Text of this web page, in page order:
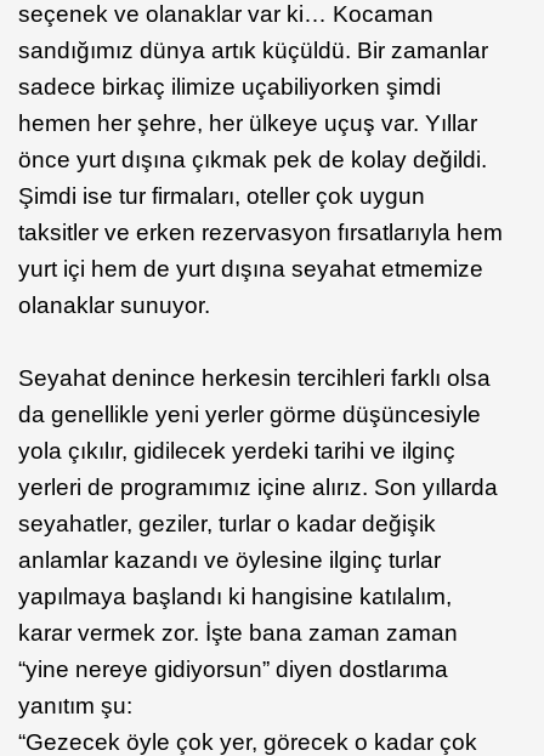
seçenek ve olanaklar var ki… Kocaman
sandığımız dünya artık küçüldü. Bir zamanlar
sadece birkaç ilimize uçabiliyorken şimdi
hemen her şehre, her ülkeye uçuş var. Yıllar
önce yurt dışına çıkmak pek de kolay değildi.
Şimdi ise tur firmaları, oteller çok uygun
taksitler ve erken rezervasyon fırsatlarıyla hem
yurt içi hem de yurt dışına seyahat etmemize
olanaklar sunuyor.
Seyahat denince herkesin tercihleri farklı olsa
da genellikle yeni yerler görme düşüncesiyle
yola çıkılır, gidilecek yerdeki tarihi ve ilginç
yerleri de programımız içine alırız. Son yıllarda
seyahatler, geziler, turlar o kadar değişik
anlamlar kazandı ve öylesine ilginç turlar
yapılmaya başlandı ki hangisine katılalım,
karar vermek zor. İşte bana zaman zaman
“yine nereye gidiyorsun” diyen dostlarıma
yanıtım şu:
“Gezecek öyle çok yer, görecek o kadar çok